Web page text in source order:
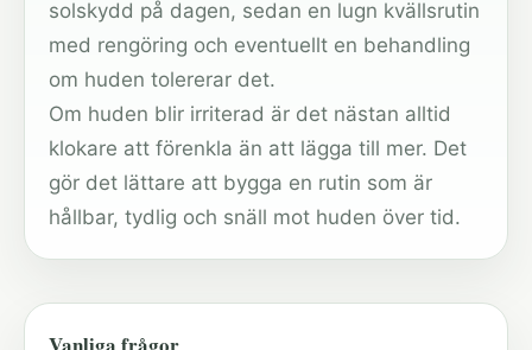
solskydd på dagen, sedan en lugn kvällsrutin
med rengöring och eventuellt en behandling
om huden tolererar det.
Om huden blir irriterad är det nästan alltid
klokare att förenkla än att lägga till mer. Det
gör det lättare att bygga en rutin som är
hållbar, tydlig och snäll mot huden över tid.